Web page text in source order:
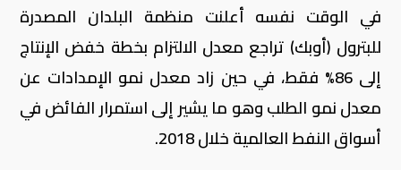
في الوقت نفسه أعلنت منظمة البلدان المصدرة
للبترول (أوبك) تراجع معدل الالتزام بخطة خفض الإنتاج
إلى 86% فقط، في حين زاد معدل نمو الإمدادات عن
معدل نمو الطلب وهو ما يشير إلى استمرار الفائض في
أسواق النفط العالمية خلال 2018.